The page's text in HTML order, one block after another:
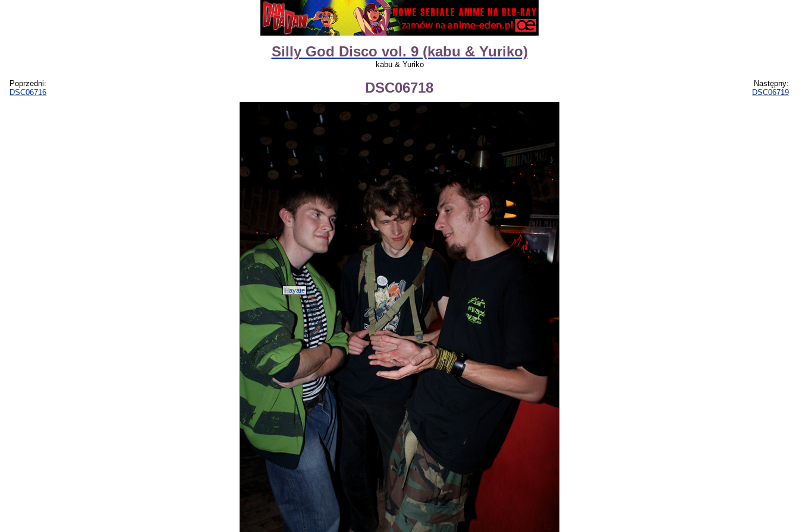
Silly God Disco vol. 9 (kabu & Yuriko)
kabu & Yuriko
Poprzedni:
DSC06716
DSC06718
Następny:
DSC06719
Hayate